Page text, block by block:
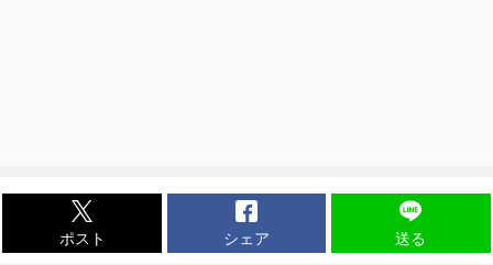
ポスト シェア 送る